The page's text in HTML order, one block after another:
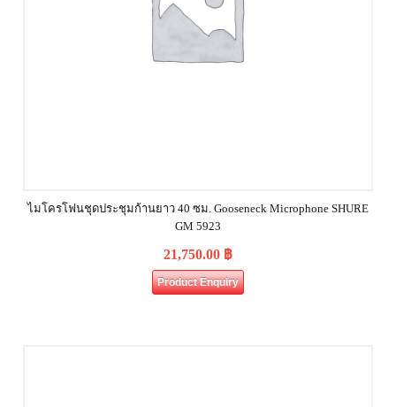
ไมโครโฟนชุดประชุมก้านยาว 40 ซม. Gooseneck Microphone SHURE
GM 5923
21,750.00 ฿
Product Enquiry